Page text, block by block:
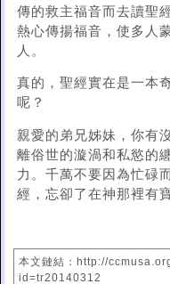
傳的救主福音而去讀聖
熱心傳揚福音，使多人
人。
真的，聖經實在是一本
呢？
親愛的弟兄姊妹，你有
離俗世的漩渦和私慾的
力。千萬不要因為忙碌
經，忘卻了在神那裡有
本文鏈結：http://
id=tr20140312